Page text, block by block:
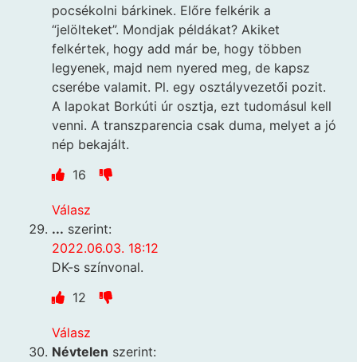
pocsékolni bárkinek. Előre felkérik a
“jelölteket”. Mondjak példákat? Akiket
felkértek, hogy add már be, hogy többen
legyenek, majd nem nyered meg, de kapsz
cserébe valamit. Pl. egy osztályvezetői pozit.
A lapokat Borkúti úr osztja, ezt tudomásul kell
venni. A transzparencia csak duma, melyet a jó
nép bekajált.
16
Válasz
... szerint:
2022.06.03. 18:12
DK-s színvonal.
12
Válasz
Névtelen szerint: